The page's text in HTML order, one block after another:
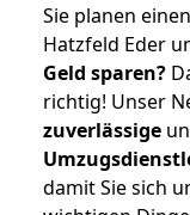
Sie planen
Hatzfeld Eder
Geld sparen?
richtig! Unser
zuverlässige
damit Sie sich